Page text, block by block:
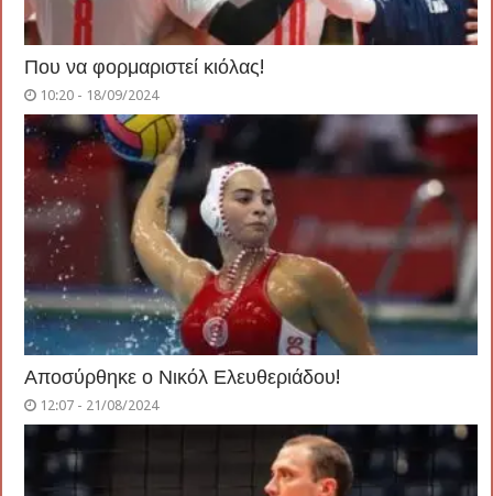
Που να φορμαριστεί κιόλας!
10:20 - 18/09/2024
Αποσύρθηκε ο Νικόλ Ελευθεριάδου!
12:07 - 21/08/2024